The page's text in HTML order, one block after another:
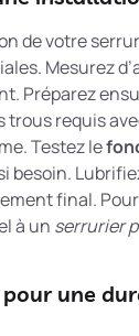
de votre
Mesurez
Préparez
trous requis
Testez le
besoin.
final.
à un serrurier
une